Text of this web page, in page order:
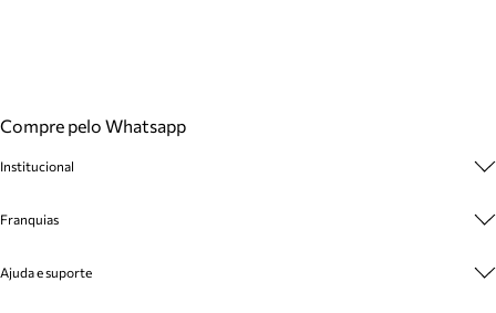
Compre pelo Whatsapp
Institucional
Cashback
Venda Corporativa
Franquias
Plano de Negócio
Ajuda e suporte